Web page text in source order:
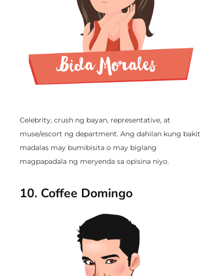
Celebrity, crush ng bayan, representative, at
muse/escort ng department. Ang dahilan kung bakit
madalas may bumibisita o may biglang
magpapadala ng meryenda sa opisina niyo.
10. Coffee Domingo